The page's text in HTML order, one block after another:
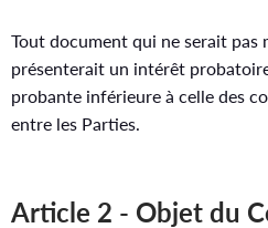
Tout document qui ne serait pas
présenterait un intérêt
probante inférieure à celle des
entre les Parties.
Article 2 - Objet du